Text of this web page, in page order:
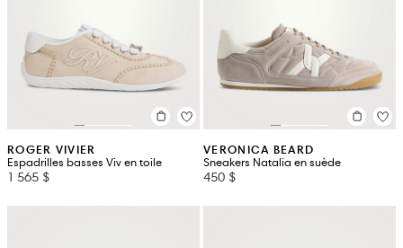
ROGER VIVIER
Espadrilles basses Viv en toile
1 565 $
VERONICA BEARD
Sneakers Natalia en suède
450 $